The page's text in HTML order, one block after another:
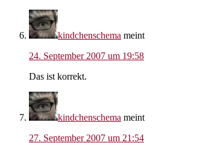
kindchenschema meint
24. September 2007 um 19:58
Das ist korrekt.
kindchenschema meint
27. September 2007 um 21:54